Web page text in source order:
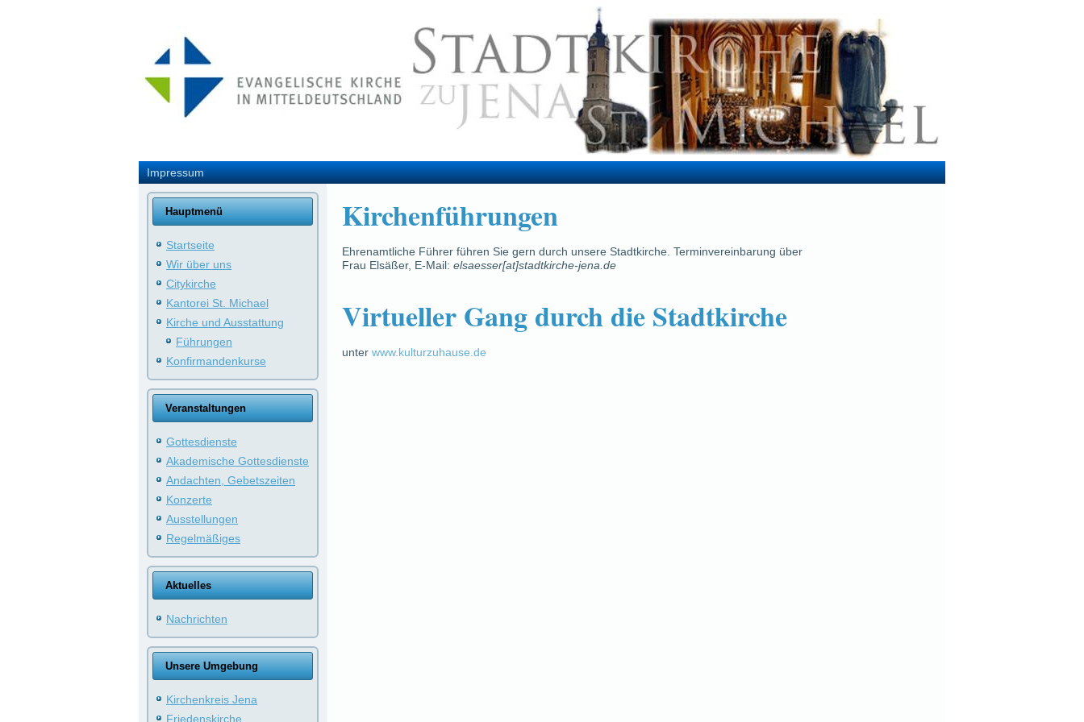
Impressum
Hauptmenü
Startseite
Wir über uns
Citykirche
Kantorei St. Michael
Kirche und Ausstattung
Führungen
Konfirmandenkurse
Veranstaltungen
Gottesdienste
Akademische Gottesdienste
Andachten, Gebetszeiten
Konzerte
Ausstellungen
Regelmäßiges
Aktuelles
Nachrichten
Unsere Umgebung
Kirchenkreis Jena
Friedenskirche
Kirchenführungen
Ehrenamtliche Führer führen Sie gern durch unsere Stadtkirche. Terminvereinbarung über
Frau Elsäßer, E-Mail: elsaesser[at]stadtkirche-jena.de
Virtueller Gang durch die Stadtkirche
unter www.kulturzuhause.de